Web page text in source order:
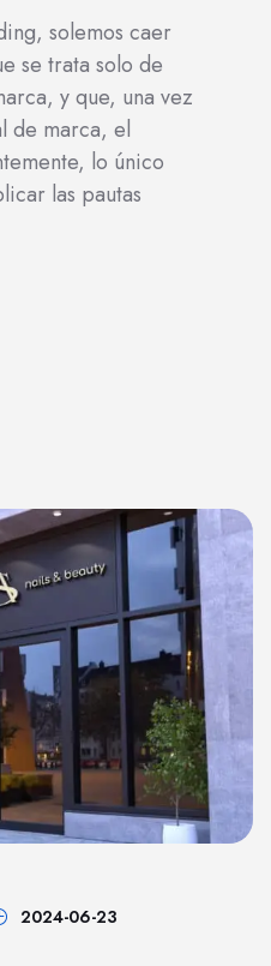
solemos caer
se trata solo de
y que, una vez
de marca, el
lo único
las pautas
2024-06-23